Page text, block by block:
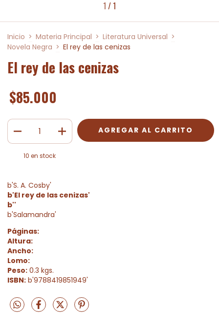
1 /1
Inicio > Materia Principal > Literatura Universal >
Novela Negra > El rey de las cenizas
El rey de las cenizas
$85.000
10 en stock
b'S. A. Cosby'
b'El rey de las cenizas'
b''
b'Salamandra'
Páginas:
Altura:
Ancho:
Lomo:
Peso: 0.3 kgs.
ISBN: b'9788419851949'